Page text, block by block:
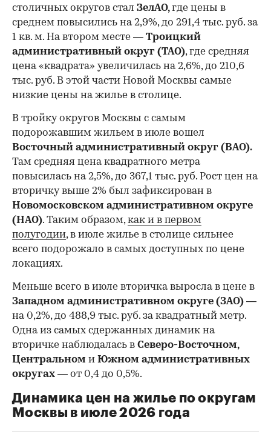
столичных округов стал ЗелАО,где цены в
среднем повысились на 2,9%, до 291,4 тыс. руб. за
1 кв. м. На втором месте — Троицкий
административный округ (ТАО), где средняя
цена «квадрата» увеличилась на 2,6%, до 210,6
тыс. руб. В этой части Новой Москвы самые
низкие цены на жилье в столице.
В тройку округов Москвы с самым
подорожавшим жильем в июле вошел
Восточный административный округ (ВАО).
Там средняя цена квадратного метра
повысилась на 2,5%, до 367,1 тыс. руб. Рост цен на
вторичку выше 2% был зафиксирован в
Новомосковском административном округе
(НАО). Таким образом,как и в первом
полугодии, в июле жилье в столице сильнее
всего подорожало в самых доступных по цене
локациях.
Меньше всего в июле вторичка выросла в цене в
Западном административном округе (ЗАО) —
на 0,2%, до 488,9 тыс. руб. за квадратный метр.
Одна из самых сдержанных динамик на
вторичке наблюдалась в Северо-Восточном,
Центральном и Южном административных
округах — от 0,4 до 0,5%.
Динамика цен на жилье по округам
Москвы в июле 2026 года